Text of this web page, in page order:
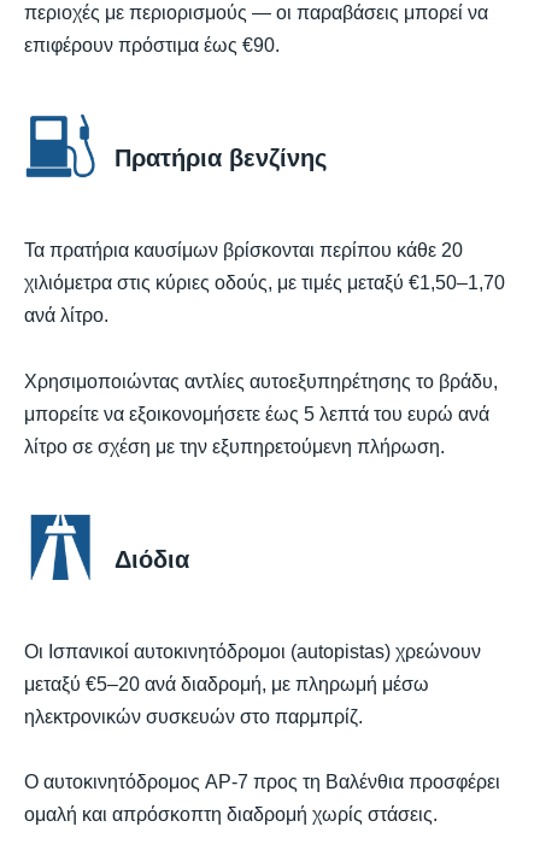
περιοχές με περιορισμούς — οι παραβάσεις μπορεί να
επιφέρουν πρόστιμα έως €90.
Πρατήρια βενζίνης
Τα πρατήρια καυσίμων βρίσκονται περίπου κάθε 20
χιλιόμετρα στις κύριες οδούς, με τιμές μεταξύ €1,50–1,70
ανά λίτρο.
Χρησιμοποιώντας αντλίες αυτοεξυπηρέτησης το βράδυ,
μπορείτε να εξοικονομήσετε έως 5 λεπτά του ευρώ ανά
λίτρο σε σχέση με την εξυπηρετούμενη πλήρωση.
Διόδια
Οι Ισπανικοί αυτοκινητόδρομοι (autopistas) χρεώνουν
μεταξύ €5–20 ανά διαδρομή, με πληρωμή μέσω
ηλεκτρονικών συσκευών στο παρμπρίζ.
Ο αυτοκινητόδρομος AP-7 προς τη Βαλένθια προσφέρει
ομαλή και απρόσκοπτη διαδρομή χωρίς στάσεις.